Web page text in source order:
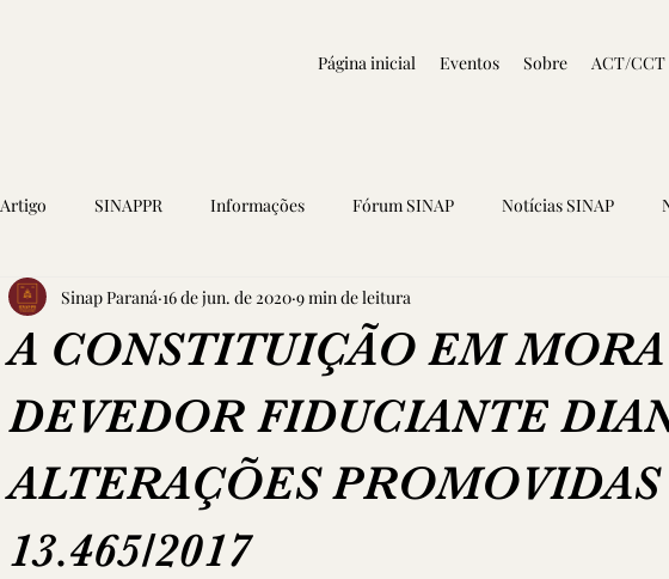
Página inicial Eventos Sobre ACT/CCT
Artigo SINAPPR Informações Fórum SINAP Notícias SINAP
A CONSTITUIÇÃO EM
DEVEDOR FIDUCIANTE
ALTERAÇÕES
13.465/2017
Sinap Paraná 16 de jun. de 2020 9 min de leitura